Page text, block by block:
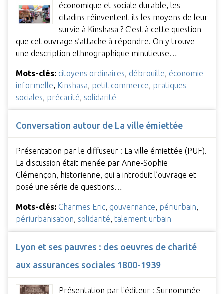
économique et sociale durable, les
citadins réinventent-ils les moyens de leur
survie à Kinshasa ? C’est à cette question
que cet ouvrage s’attache à répondre. On y trouve
une description ethnographique minutieuse…
Mots-clés: citoyens ordinaires débrouille économie
informelle Kinshasa petit commerce pratiques
sociales précarité solidarité
Conversation autour de La ville émiettée
Présentation par le diffuseur : La ville émiettée (PUF).
La discussion était menée par Anne-Sophie
Clémençon, historienne, qui a introduit l’ouvrage et
posé une série de questions…
Mots-clés: Charmes Eric, gouvernance, périurbain,
périurbanisation, solidarité, talement urbain
Lyon et ses pauvres : des oeuvres de charité
aux assurances sociales 1800-1939
Présentation par l'éditeur : Surnommée